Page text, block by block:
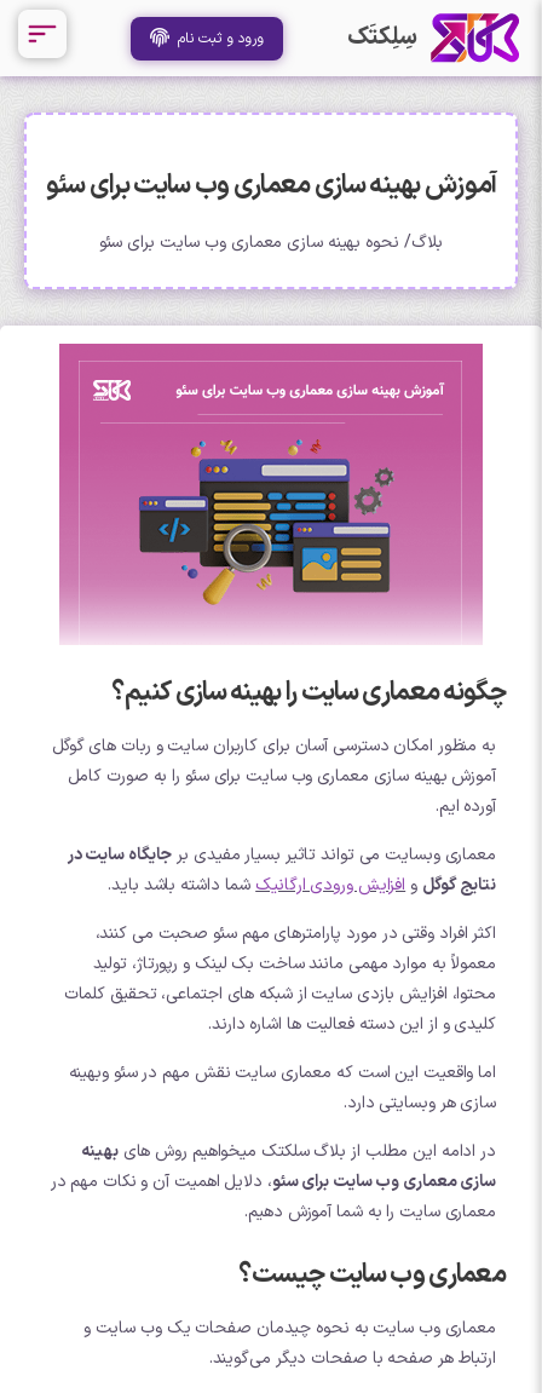
سِلِکتَک ورود و ثبت نام
آموزش بهینه سازی معماری وب سایت برای سئو
بلاگ نحوه بهینه سازی معماری وب سایت برای سئو
چگونه معماری سایت را بهینه سازی کنیم؟
به منظور امکان دسترسی آسان برای کاربران سایت و ربات های گوگل
آموزش بهینه سازی معماری وب سایت برای سئو را به صورت کامل
آورده ایم.
معماری وبسایت می تواند تاثیر بسیار مفیدی بر جایگاه سایت در
نتایج گوگل وافزایش ورودی ارگانیکشما داشته باشد باید.
اکثر افراد وقتی در مورد پارامترهای مهم سئو صحبت می کنند،
معمولاً به موارد مهمی مانند ساخت بک لینک و رپورتاژ، تولید
محتوا، افزایش بازدی سایت از شبکه های اجتماعی، تحقیق کلمات
کلیدی و از این دسته فعالیت ها اشاره دارند.
اما واقعیت این است که معماری سایت نقش مهم در سئو وبهینه
سازی هر وبسایتی دارد.
در ادامه این مطلب از بلاگ سلکتک میخواهیم روش هایبهینه
سازی معماری وب سایت برای سئو، دلایل اهمیت آن و نکات مهم در
معماری سایت را به شما آموزش دهیم.
معماری وب سایت چیست؟
معماری وب سایت به نحوه چیدمان صفحات یک وب سایت و
ارتباط هر صفحه با صفحات دیگر می‌گویند.